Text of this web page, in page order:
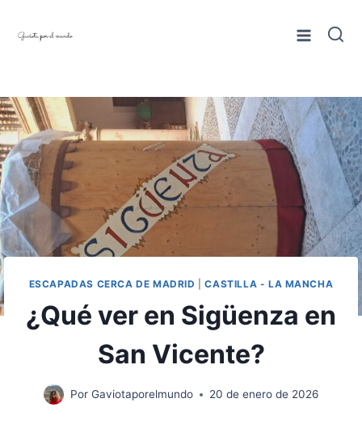
ESCAPADAS CERCA DE MADRID |CASTILLA - LA MANCHA
¿Qué ver en Sigüenza en
San Vicente?
Por Gaviotaporelmundo 20 de enero de 2026